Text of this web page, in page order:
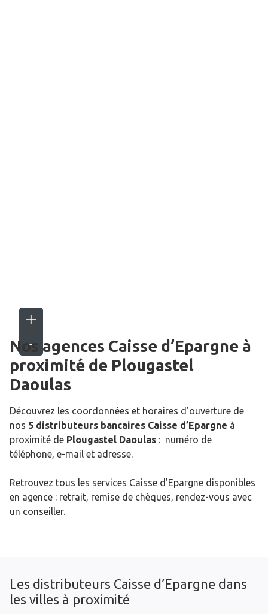
Nos agences Caisse d’Epargne à
proximité de Plougastel
Daoulas
Découvrez les coordonnées et horaires d’ouverture de
nos 5 distributeurs bancaires Caisse d’Epargne à
proximité de Plougastel Daoulas : numéro de
téléphone, e-mail et adresse.
Retrouvez tous les services Caisse d’Epargne disponibles
en agence : retrait, remise de chèques, rendez-vous avec
un conseiller.
Les distributeurs Caisse d’Epargne dans
les villes à proximité